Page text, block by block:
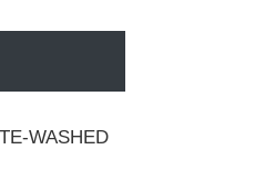
WASHED